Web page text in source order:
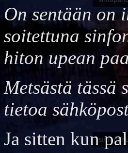
On sentään on
soitettuna
hiton upean
Metsästä
tietoa
Ja sitten kun